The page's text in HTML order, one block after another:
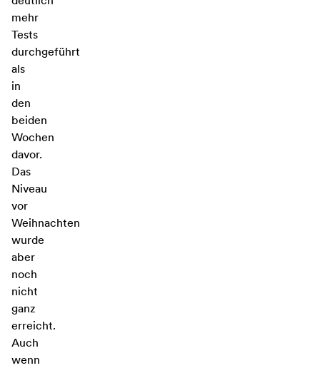
mehr
Tests
durchgeführt
als
in
den
beiden
Wochen
davor.
Das
Niveau
vor
Weihnachten
wurde
aber
noch
nicht
ganz
erreicht.
Auch
wenn